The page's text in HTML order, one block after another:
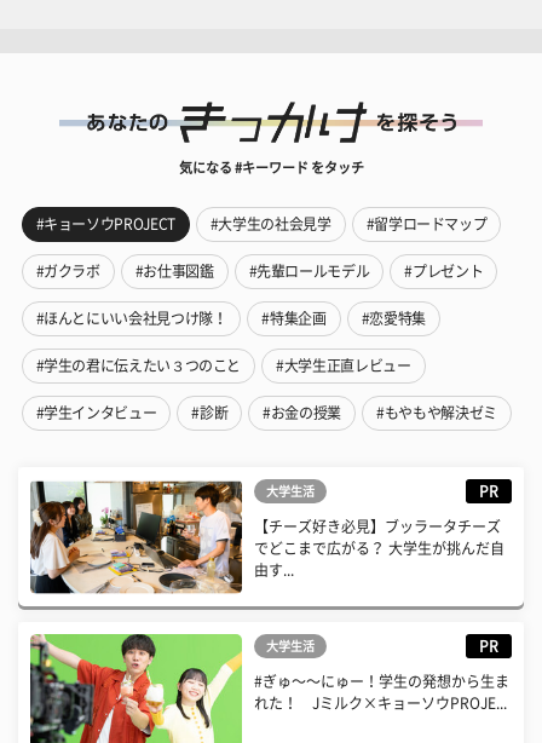
気になる #キーワード をタッチ
#キョーソウPROJECT #大学生の社会見学 #留学ロードマップ
#ガクラボ #お仕事図鑑 #先輩ロールモデル #プレゼント
#ほんとにいい会社見つけ隊！ #特集企画 #恋愛特集
#学生の君に伝えたい３つのこと #大学生正直レビュー
#学生インタビュー #診断 #お金の授業 #もやもや解決ゼミ
大学生活 PR
【チーズ好き必見】ブッラータチーズ
でどこまで広がる？ 大学生が挑んだ自
由す...
大学生活 PR
#ぎゅ〜〜にゅー！学生の発想から生ま
れた！ Jミルク×キョーソウPROJE...